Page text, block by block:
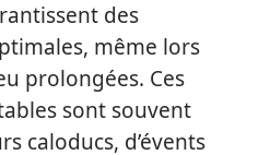
des
même lors
prolongées. Ces
sont souvent
caloducs, d’évents